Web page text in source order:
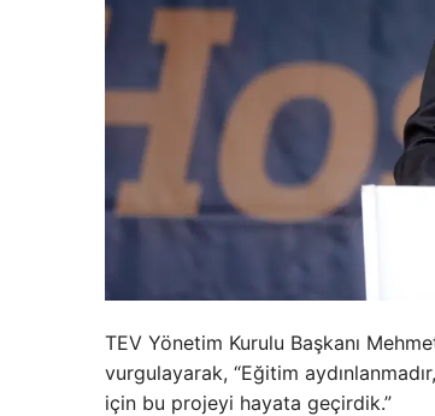
TEV Yönetim Kurulu Başkanı
vurgulayarak, “Eğitim
için bu projeyi hayata geçirdik.”